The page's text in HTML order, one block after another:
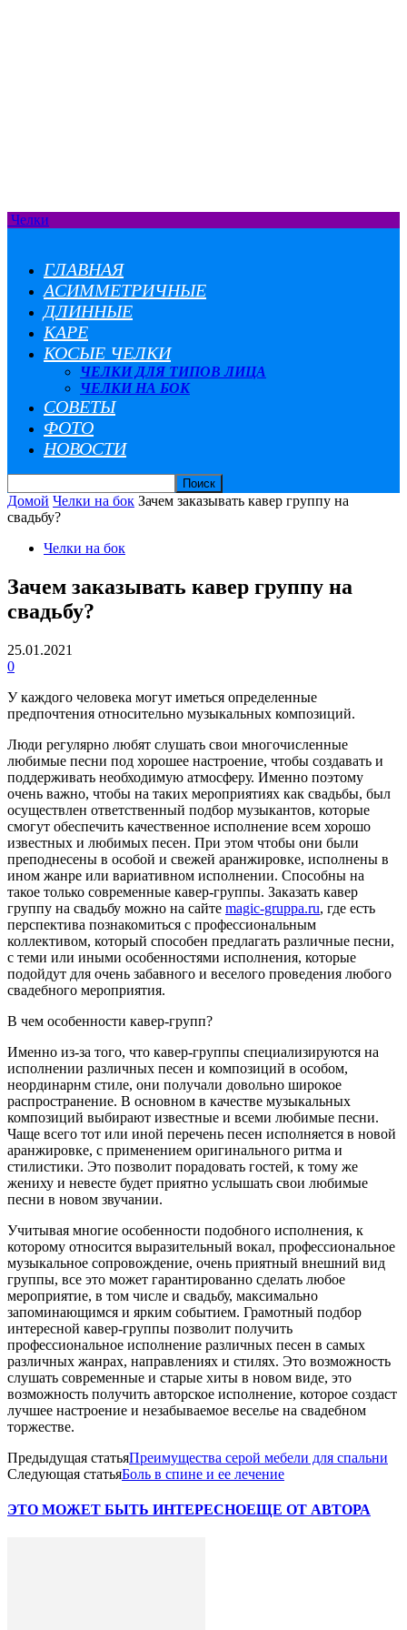
Челки
ГЛАВНАЯ
АСИММЕТРИЧНЫЕ
ДЛИННЫЕ
КАРЕ
КОСЫЕ ЧЕЛКИ
ЧЕЛКИ ДЛЯ ТИПОВ ЛИЦА
ЧЕЛКИ НА БОК
СОВЕТЫ
ФОТО
НОВОСТИ
Домой Челки на бок Зачем заказывать кавер группу на
свадьбу?
Челки на бок
Зачем заказывать кавер группу на
свадьбу?
25.01.2021
0
У каждого человека могут иметься определенные
предпочтения относительно музыкальных композиций.
Люди регулярно любят слушать свои многочисленные
любимые песни под хорошее настроение, чтобы создавать и
поддерживать необходимую атмосферу. Именно поэтому
очень важно, чтобы на таких мероприятиях как свадьбы, был
осуществлен ответственный подбор музыкантов, которые
смогут обеспечить качественное исполнение всем хорошо
известных и любимых песен. При этом чтобы они были
преподнесены в особой и свежей аранжировке, исполнены в
ином жанре или вариативном исполнении. Способны на
такое только современные кавер-группы. Заказать кавер
группу на свадьбу можно на сайте magic-gruppa.ru, где есть
перспектива познакомиться с профессиональным
коллективом, который способен предлагать различные песни,
с теми или иными особенностями исполнения, которые
подойдут для очень забавного и веселого проведения любого
свадебного мероприятия.
В чем особенности кавер-групп?
Именно из-за того, что кавер-группы специализируются на
исполнении различных песен и композиций в особом,
неординарнм стиле, они получали довольно широкое
распространение. В основном в качестве музыкальных
композиций выбирают известные и всеми любимые песни.
Чаще всего тот или иной перечень песен исполняется в новой
аранжировке, с применением оригинального ритма и
стилистики. Это позволит порадовать гостей, к тому же
жениху и невесте будет приятно услышать свои любимые
песни в новом звучании.
Учитывая многие особенности подобного исполнения, к
которому относится выразительный вокал, профессиональное
музыкальное сопровождение, очень приятный внешний вид
группы, все это может гарантированно сделать любое
мероприятие, в том числе и свадьбу, максимально
запоминающимся и ярким событием. Грамотный подбор
интересной кавер-группы позволит получить
профессиональное исполнение различных песен в самых
различных жанрах, направлениях и стилях. Это возможность
слушать современные и старые хиты в новом виде, это
возможность получить авторское исполнение, которое создаст
лучшее настроение и незабываемое веселье на свадебном
торжестве.
Предыдущая статьяПреимущества серой мебели для спальни
Следующая статьяБоль в спине и ее лечение
ЭТО МОЖЕТ БЫТЬ ИНТЕРЕСНОЕЩЕ ОТ АВТОРА